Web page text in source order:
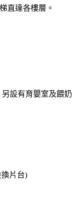
直達各樓層。
設有育嬰室及餵奶
片台)